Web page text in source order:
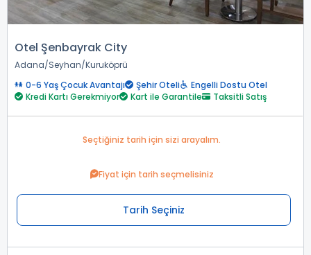
Otel Şenbayrak City
Adana Seyhan Kuruköprü
0-6 Yaş Çocuk Avantajı
Şehir Oteli
Engelli Dostu Otel
Kredi Kartı Gerekmiyor
Kart ile Garantile Taksitli Satış
Seçtiğiniz tarih için sizi arayalım.
Fiyat için tarih seçmelisiniz
Tarih Seçiniz